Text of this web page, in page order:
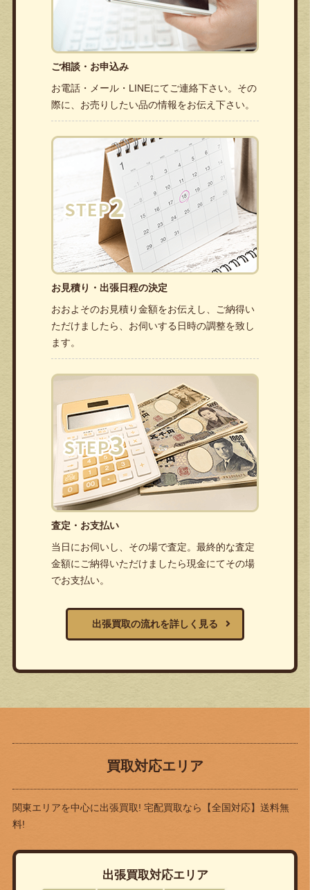
ご相談・お申込み
お電話・メール・LINEにてご連絡下さい。その
際に、お売りしたい品の情報をお伝え下さい。
お見積り・出張日程の決定
おおよそのお見積り金額をお伝えし、ご納得い
ただけましたら、お伺いする日時の調整を致し
ます。
査定・お支払い
当日にお伺いし、その場で査定。最終的な査定
金額にご納得いただけましたら現金にてその場
でお支払い。
出張買取の流れを詳しく見る
買取対応エリア
関東エリアを中心に出張買取! 宅配買取なら
【全国対応】送料無
料!
出張買取対応エリア